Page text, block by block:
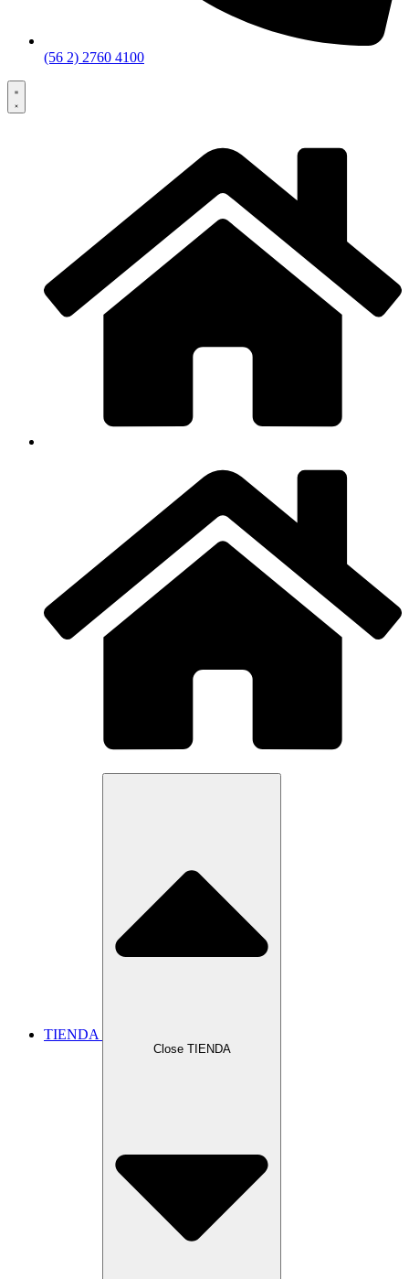
(56 2) 2760 4100
TIENDA
Close TIENDA